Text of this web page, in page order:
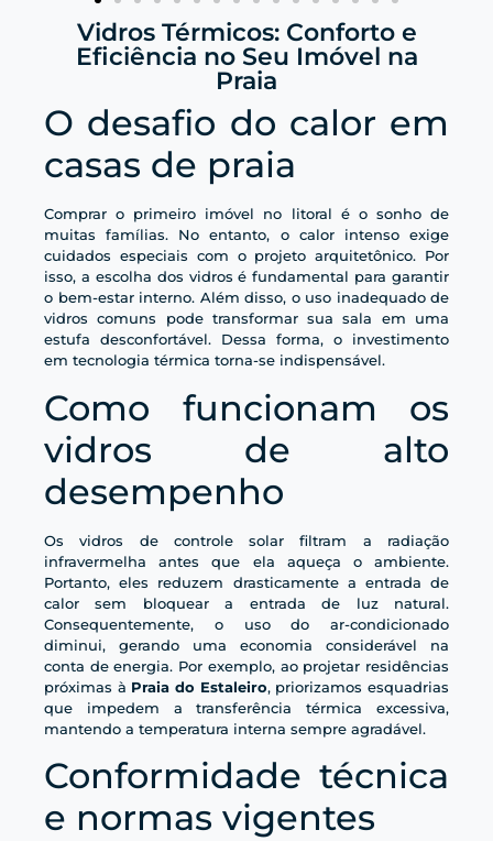
Vidros Térmicos: Conforto e
Eficiência no Seu Imóvel na
Praia
O desafio do calor em
casas de praia
Comprar o primeiro imóvel no litoral é o sonho de
muitas famílias. No entanto, o calor intenso exige
cuidados especiais com o projeto arquitetônico. Por
isso, a escolha dos vidros é fundamental para garantir
o bem-estar interno. Além disso, o uso inadequado de
vidros comuns pode transformar sua sala em uma
estufa desconfortável. Dessa forma, o investimento
em tecnologia térmica torna-se indispensável.
Como funcionam os
vidros de alto
desempenho
Os vidros de controle solar filtram a radiação
infravermelha antes que ela aqueça o ambiente.
Portanto, eles reduzem drasticamente a entrada de
calor sem bloquear a entrada de luz natural.
Consequentemente, o uso do ar-condicionado
diminui, gerando uma economia considerável na
conta de energia. Por exemplo, ao projetar residências
próximas à Praia do Estaleiro, priorizamos esquadrias
que impedem a transferência térmica excessiva,
mantendo a temperatura interna sempre agradável.
Conformidade técnica
e normas vigentes